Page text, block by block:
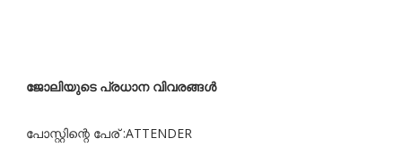
ജോലിയുടെ പ്രധാന വിവരങ്ങൾ
പോസ്റ്റിന്റെ പേര് :ATTENDER